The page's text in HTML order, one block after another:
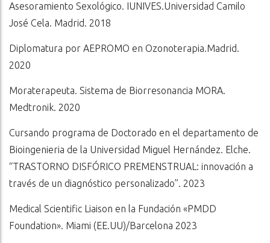
Asesoramiento Sexológico. IUNIVES.Universidad Camilo
José Cela. Madrid. 2018
Diplomatura por AEPROMO en Ozonoterapia.Madrid.
2020
Moraterapeuta. Sistema de Biorresonancia MORA.
Medtronik. 2020
Cursando programa de Doctorado en el departamento de
Bioingenieria de la Universidad Miguel Hernández. Elche.
“TRASTORNO DISFÓRICO PREMENSTRUAL: innovación a
través de un diagnóstico personalizado”. 2023
Medical Scientific Liaison en la Fundación «PMDD
Foundation». Miami (EE.UU)/Barcelona 2023